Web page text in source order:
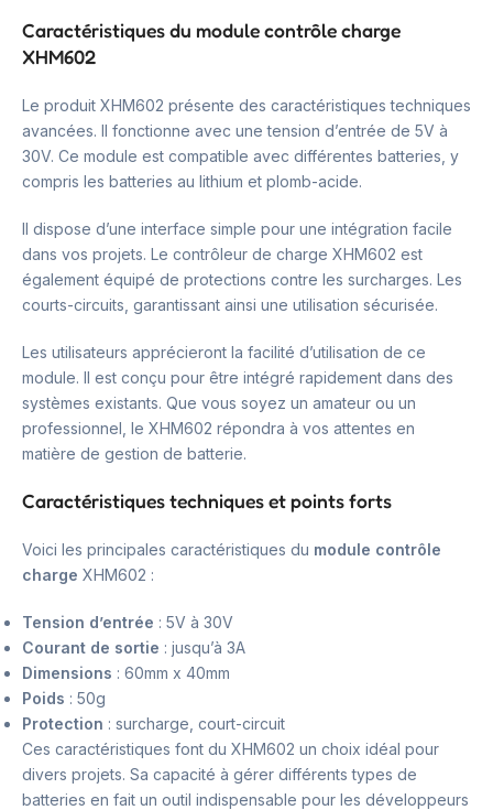
Caractéristiques du module contrôle charge
XHM602
Le produit XHM602 présente des caractéristiques techniques
avancées. Il fonctionne avec une tension d’entrée de 5V à
30V. Ce module est compatible avec différentes batteries, y
compris les batteries au lithium et plomb-acide.
Il dispose d’une interface simple pour une intégration facile
dans vos projets. Le contrôleur de charge XHM602 est
également équipé de protections contre les surcharges. Les
courts-circuits, garantissant ainsi une utilisation sécurisée.
Les utilisateurs apprécieront la facilité d’utilisation de ce
module. Il est conçu pour être intégré rapidement dans des
systèmes existants. Que vous soyez un amateur ou un
professionnel, le XHM602 répondra à vos attentes en
matière de gestion de batterie.
Caractéristiques techniques et points forts
Voici les principales caractéristiques du module contrôle
charge XHM602 :
Tension d’entrée : 5V à 30V
Courant de sortie : jusqu’à 3A
Dimensions : 60mm x 40mm
Poids : 50g
Protection : surcharge, court-circuit
Ces caractéristiques font du XHM602 un choix idéal pour
divers projets. Sa capacité à gérer différents types de
batteries en fait un outil indispensable pour les développeurs